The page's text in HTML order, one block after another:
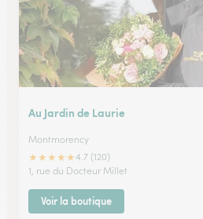
Au Jardin de Laurie
Montmorency
★★★★★4.7 (120)
1, rue du Docteur Millet
Voir la boutique